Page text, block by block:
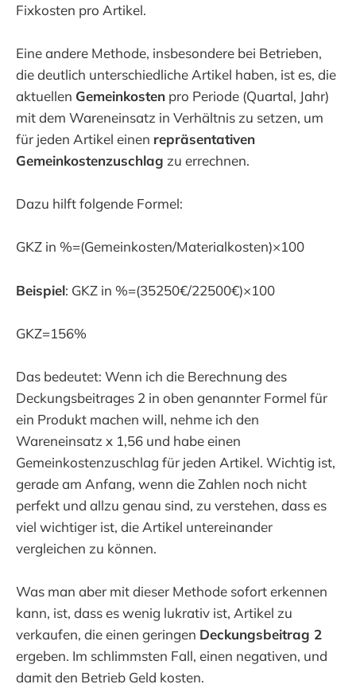
Fixkosten pro Artikel.
Eine andere Methode, insbesondere bei Betrieben,
die deutlich unterschiedliche Artikel haben, ist es, die
aktuellen Gemeinkosten pro Periode (Quartal, Jahr)
mit dem Wareneinsatz in Verhältnis zu setzen, um
für jeden Artikel einen repräsentativen
Gemeinkostenzuschlag zu errechnen.
Dazu hilft folgende Formel:
GKZ in %=(Gemeinkosten/Materialkosten)×100
Beispiel: GKZ in %=(35250€/22500€)×100
GKZ=156%
Das bedeutet: Wenn ich die Berechnung des
Deckungsbeitrages 2 in oben genannter Formel für
ein Produkt machen will, nehme ich den
Wareneinsatz x 1,56 und habe einen
Gemeinkostenzuschlag für jeden Artikel. Wichtig ist,
gerade am Anfang, wenn die Zahlen noch nicht
perfekt und allzu genau sind, zu verstehen, dass es
viel wichtiger ist, die Artikel untereinander
vergleichen zu können.
Was man aber mit dieser Methode sofort erkennen
kann, ist, dass es wenig lukrativ ist, Artikel zu
verkaufen, die einen geringen Deckungsbeitrag 2
ergeben. Im schlimmsten Fall, einen negativen, und
damit den Betrieb Geld kosten.